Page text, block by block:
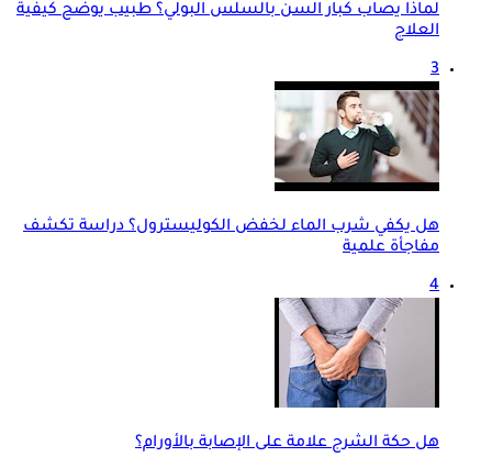
لماذا يصاب كبار السن بالسلس البولي؟ طبيب يوضح كيفية
العلاج
3
هل يكفي شرب الماء لخفض الكوليسترول؟ دراسة تكشف
مفاجأة علمية
4
هل حكة الشرج علامة على الإصابة بالأورام؟